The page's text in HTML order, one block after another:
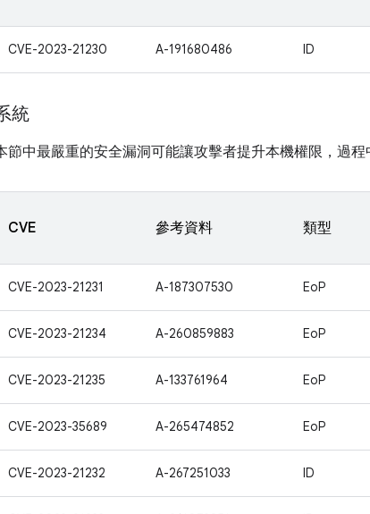
CVE-2023-21230 A-191680486 ID
統
節中最嚴重的安全漏洞可能讓攻擊者提升本機權限，過
CVE 參考資料 類型
CVE-2023-21231 A-187307530 EoP
CVE-2023-21234 A-260859883 EoP
CVE-2023-21235 A-133761964 EoP
CVE-2023-35689 A-265474852 EoP
CVE-2023-21232 A-267251033 ID